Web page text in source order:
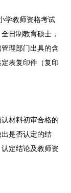
学教师资格考试
日制教育硕士，
理部门出具的含
表复印件（复印
材料初审合格的
是否认定的结
定结论及教师资